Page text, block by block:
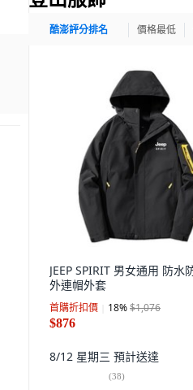
酷澎評分排名 價格最低
JEEP SPIRIT 男女通用 防水
外連帽外套
首購折扣價 18%$1,076
$876
8/12 星期三 預計送達
(38)